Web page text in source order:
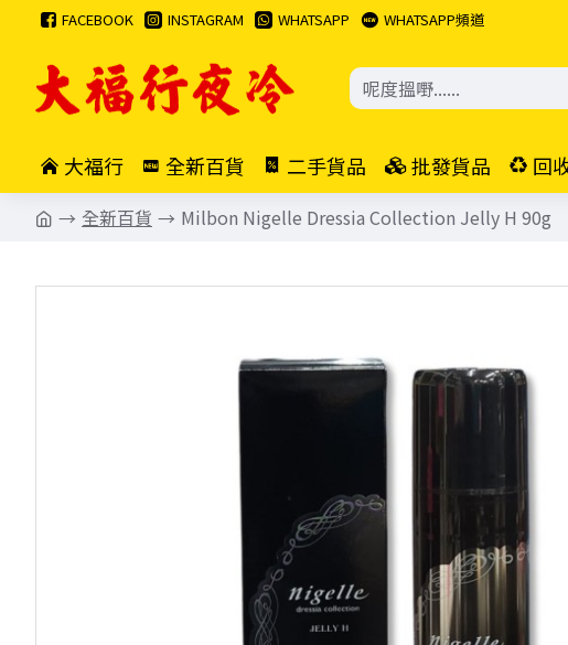
FACEBOOK INSTAGRAM WHATSAPP WHATSAPP頻道
大福行 全新百貨 二手貨品 批發貨品 回
全新百貨 Milbon Nigelle Dressia Collection Jelly H 90g